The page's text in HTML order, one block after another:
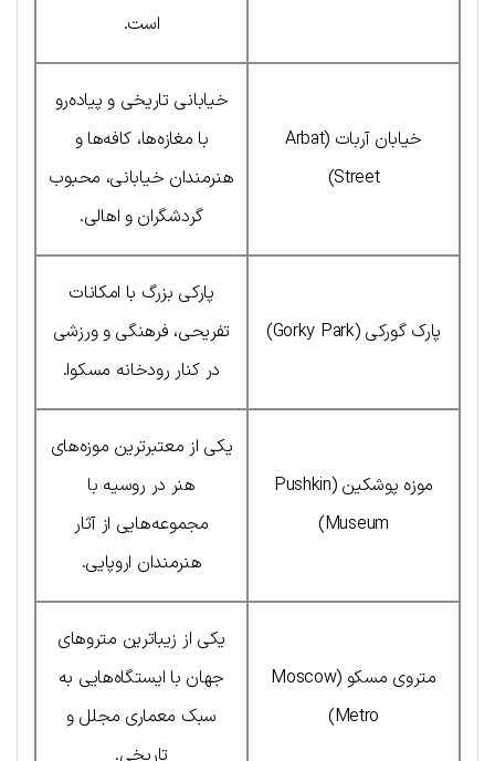
است.
خیابان آربات (Arbat
Street)
خیابانی تاریخی و پیاده‌رو
با مغازه‌ها، کافه‌ها و
هنرمندان خیابانی، محبوب
گردشگران و اهالی.
پارک گورکی (Gorky Park)
پارکی بزرگ با امکانات
تفریحی، فرهنگی و ورزشی
در کنار رودخانه مسکوا.
موزه پوشکین (Pushkin
Museum)
یکی از معتبرترین موزه‌های
هنر در روسیه با
مجموعه‌هایی از آثار
هنرمندان اروپایی.
متروی مسکو (Moscow
Metro)
یکی از زیباترین متروهای
جهان با ایستگاه‌هایی به
سبک معماری مجلل و
تاریخی.